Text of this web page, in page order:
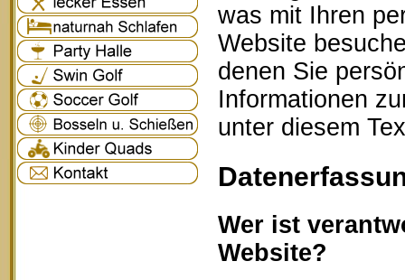
was mit Ihren
Website
denen Sie
Informationen
unter diesem
Wer ist
Website?